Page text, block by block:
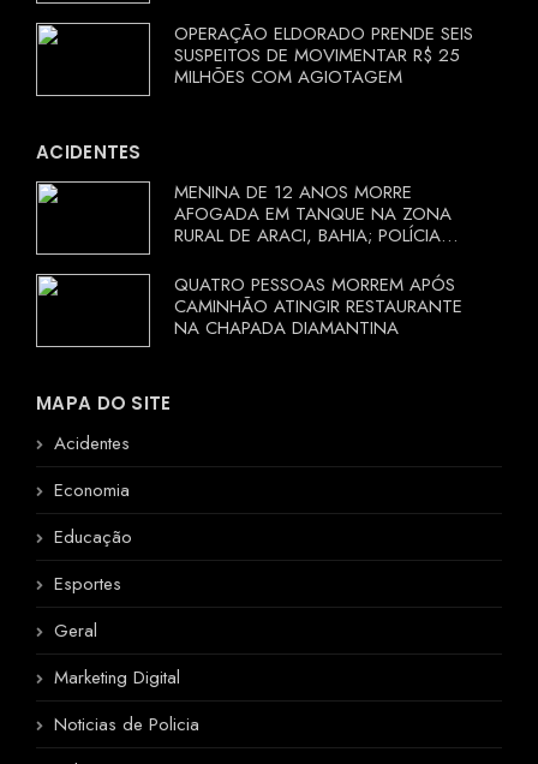
OPERAÇÃO ELDORADO PRENDE SEIS
SUSPEITOS DE MOVIMENTAR R$ 25
MILHÕES COM AGIOTAGEM
ACIDENTES
MENINA DE 12 ANOS MORRE
AFOGADA EM TANQUE NA ZONA
RURAL DE ARACI, BAHIA; POLÍCIA
QUATRO PESSOAS MORREM APÓS
CAMINHÃO ATINGIR RESTAURANTE
NA CHAPADA DIAMANTINA
MAPA DO SITE
Acidentes
Economia
Educação
Esportes
Geral
Marketing Digital
Noticias de Policia